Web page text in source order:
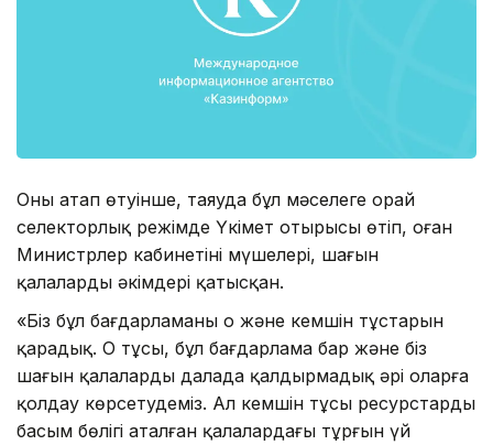
Оның атап өтуінше, таяуда бұл мәселеге орай
селекторлық режімде Үкімет отырысы өтіп, оған
Министрлер кабинетінің мүшелері, шағын
қалалардың әкімдері қатысқан.
«Біз бұл бағдарламаның оң және кемшін тұстарын
қарадық. Оң тұсы, бұл бағдарлама бар және біз
шағын қалаларды далада қалдырмадық әрі оларға
қолдау көрсетудеміз. Ал кемшін тұсы ресурстардың
басым бөлігі аталған қалалардағы тұрғын үй